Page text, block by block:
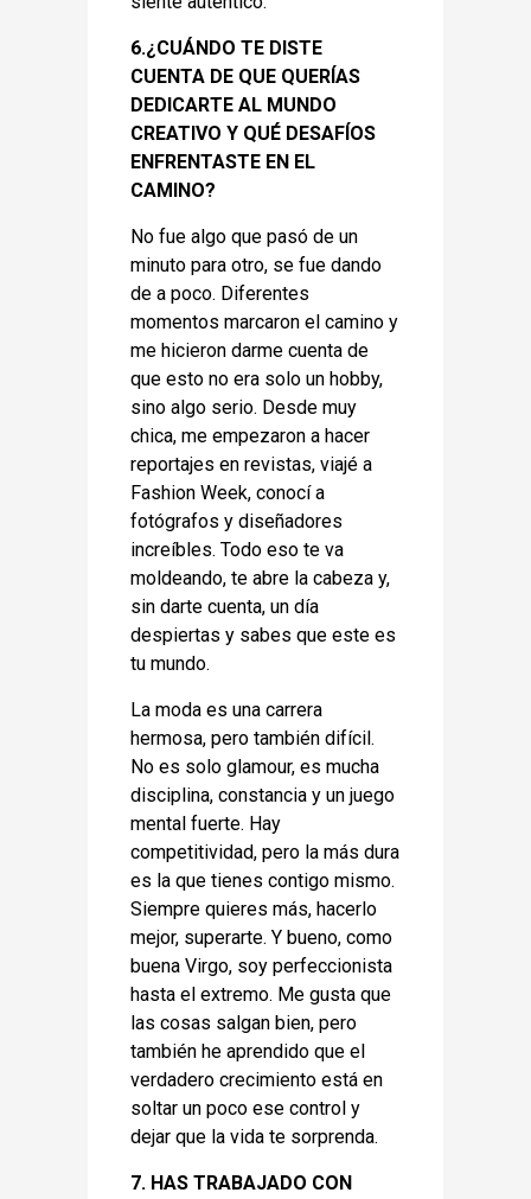
6.¿CUÁNDO TE DISTE
CUENTA DE QUE QUERÍAS
DEDICARTE AL MUNDO
CREATIVO Y QUÉ DESAFÍOS
ENFRENTASTE EN EL
CAMINO?
No fue algo que pasó de un
minuto para otro, se fue dando
de a poco. Diferentes
momentos marcaron el camino y
me hicieron darme cuenta de
que esto no era solo un hobby,
sino algo serio. Desde muy
chica, me empezaron a hacer
reportajes en revistas, viajé a
Fashion Week, conocí a
fotógrafos y diseñadores
increíbles. Todo eso te va
moldeando, te abre la cabeza y,
sin darte cuenta, un día
despiertas y sabes que este es
tu mundo.
La moda es una carrera
hermosa, pero también difícil.
No es solo glamour, es mucha
disciplina, constancia y un juego
mental fuerte. Hay
competitividad, pero la más dura
es la que tienes contigo mismo.
Siempre quieres más, hacerlo
mejor, superarte. Y bueno, como
buena Virgo, soy perfeccionista
hasta el extremo. Me gusta que
las cosas salgan bien, pero
también he aprendido que el
verdadero crecimiento está en
soltar un poco ese control y
dejar que la vida te sorprenda.
7. HAS TRABAJADO CON